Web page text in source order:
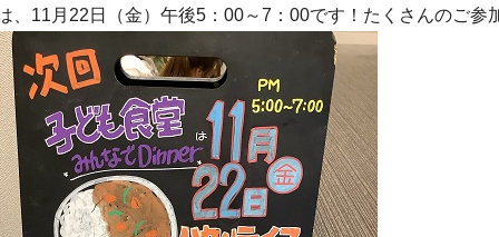
、11月22日（金）午後5：00～7：00です！たくさんのご参